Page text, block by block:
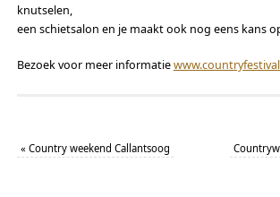
knutselen,
een schietsalon en je maakt ook nog eens kans
Bezoek voor meer informatie
« Country weekend Callantsoog